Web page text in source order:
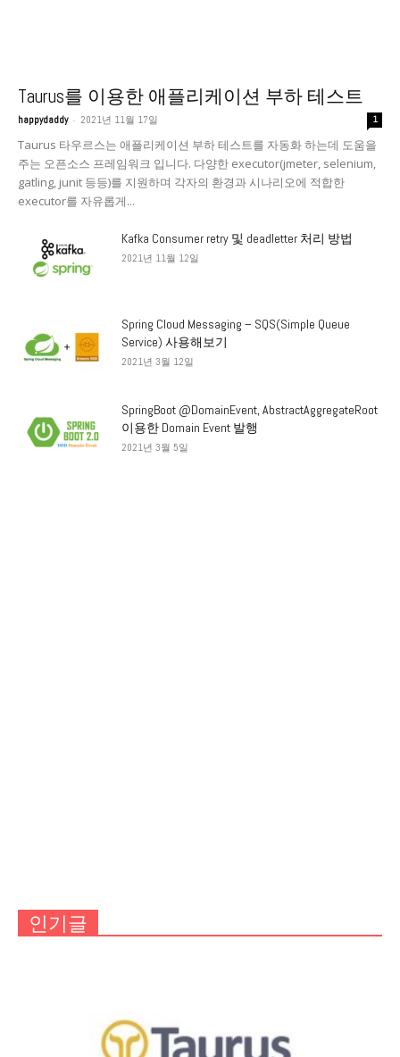
Taurus를 이용한 애플리케이션 부하 테스트
happydaddy - 2021년 11월 17일 1
Taurus 타우르스는 애플리케이션 부하 테스트를 자동화 하는데 도움을
주는 오픈소스 프레임워크 입니다. 다양한 executor(jmeter, selenium,
gatling, junit 등등)를 지원하며 각자의 환경과 시나리오에 적합한
executor를 자유롭게...
Kafka Consumer retry 및 deadletter 처리 방법
2021년 11월 12일
Spring Cloud Messaging – SQS(Simple Queue
Service) 사용해보기
2021년 3월 12일
SpringBoot @DomainEvent, AbstractAggregateRoot
이용한 Domain Event 발행
2021년 3월 5일
인기글